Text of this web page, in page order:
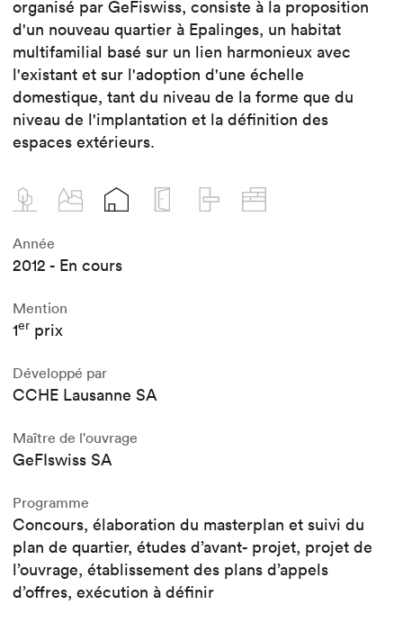
organisé par GeFiswiss, consiste à la proposition
d'un nouveau quartier à Epalinges, un habitat
multifamilial basé sur un lien harmonieux avec
l'existant et sur l'adoption d'une échelle
domestique, tant du niveau de la forme que du
niveau de l'implantation et la définition des
espaces extérieurs.
Année
2012 - En cours
Mention
1er prix
Développé par
CCHE Lausanne SA
Maître de l'ouvrage
GeFIswiss SA
Programme
Concours, élaboration du masterplan et suivi du
plan de quartier, études d’avant- projet, projet de
l’ouvrage, établissement des plans d’appels
d’offres, exécution à définir